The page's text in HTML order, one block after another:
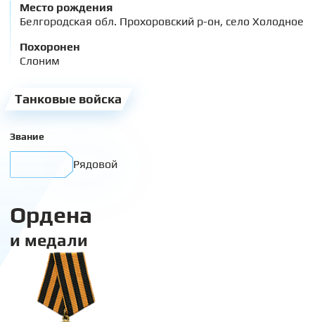
Место рождения
Белгородская обл. Прохоровский р-он, село Холодное
Похоронен
Слоним
Танковые войска
Звание
Рядовой
Ордена
и медали